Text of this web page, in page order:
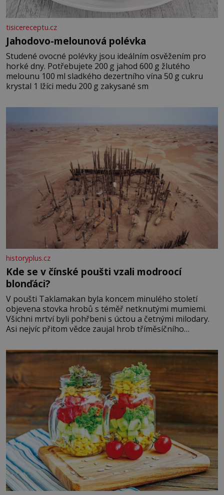
tisicereceptu.cz
Jahodovo-melounová polévka
Studené ovocné polévky jsou ideálním osvěžením pro
horké dny. Potřebujete 200 g jahod 600 g žlutého
melounu 100 ml sladkého dezertního vína 50 g cukru
krystal 1 lžíci medu 200 g zakysané sm
historyplus.cz
Kde se v čínské poušti vzali modroocí
blonďáci?
V poušti Taklamakan byla koncem minulého století
objevena stovka hrobů s téměř netknutými mumiemi.
Všichni mrtví byli pohřbeni s úctou a četnými milodary.
Asi nejvíc přitom vědce zaujal hrob tříměsíčního
blonďaté vlásky. Fakt, že jsou těla dávných lidí nesmírně
dobře zachovalá, přičítají odborníci zdejším klimatickým
podmínkám. Sucho, prosolené písky a extrémně